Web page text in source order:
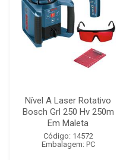
Nível A Laser Rotativo
Bosch Grl 250 Hv 250m
Em Maleta
Código: 14572
Embalagem: PC